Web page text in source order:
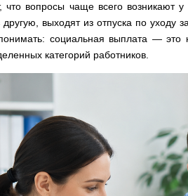
что вопросы чаще всего возникают
выходят из отпуска по
социальная выплата —
категорий работников.